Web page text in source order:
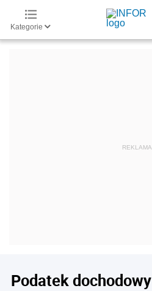
Kategorie
Podatek dochodowy